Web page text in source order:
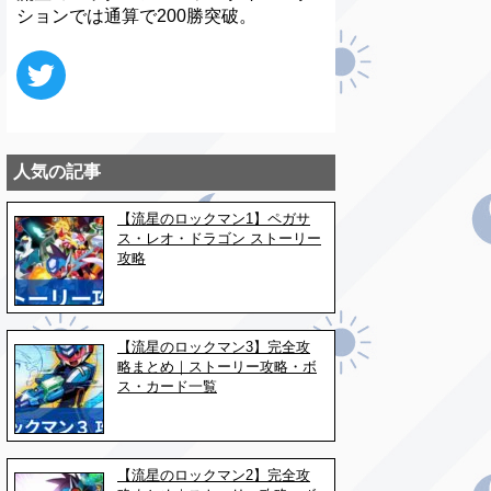
ションでは通算で200勝突破。
人気の記事
【流星のロックマン1】ペガサ
ス・レオ・ドラゴン ストーリー
攻略
【流星のロックマン3】完全攻
略まとめ｜ストーリー攻略・ボ
ス・カード一覧
【流星のロックマン2】完全攻